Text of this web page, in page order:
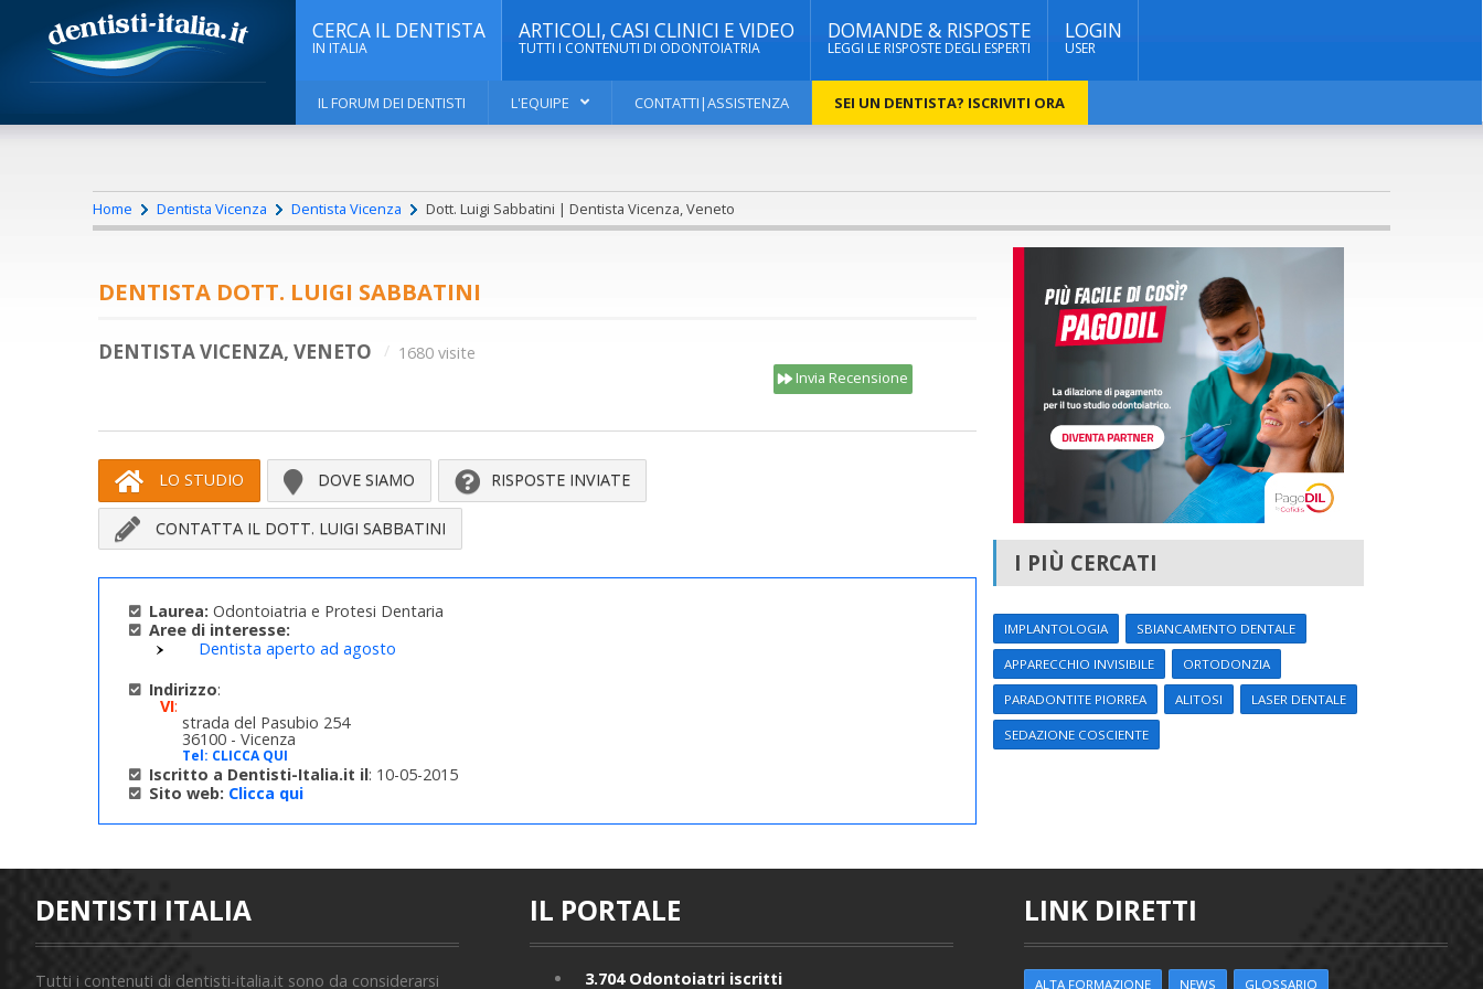
CERCA IL DENTISTA
IN ITALIA
ARTICOLI, CASI CLINICI E VIDEO
TUTTI I CONTENUTI DI ODONTOIATRIA
DOMANDE & RISPOSTE
LEGGI LE RISPOSTE DEGLI ESPERTI
LOGIN
USER
IL FORUM DEI DENTISTI L'EQUIPE CONTATTI|ASSISTENZA SEI UN DENTISTA? ISCRIVITI ORA
Home Dentista Vicenza Dentista Vicenza Dott. Luigi Sabbatini | Dentista Vicenza, Veneto
DENTISTA DOTT. LUIGI SABBATINI
DENTISTA VICENZA, VENETO 1680 visite
Invia Recensione
LO STUDIO DOVE SIAMO RISPOSTE INVIATE
CONTATTA IL DOTT. LUIGI SABBATINI
Laurea: Odontoiatria e Protesi Dentaria
Aree di interesse:
Dentista aperto ad agosto
Indirizzo:
VI:
strada del Pasubio 254
36100 - Vicenza
Tel: CLICCA QUI
Iscritto a Dentisti-Italia.it il: 10-05-2015
Sito web: Clicca qui
I PIÙ CERCATI
IMPLANTOLOGIA SBIANCAMENTO DENTALE
APPARECCHIO INVISIBILE ORTODONZIA
PARADONTITE PIORREA ALITOSI LASER DENTALE
SEDAZIONE COSCIENTE
DENTISTI ITALIA
Tutti i contenuti di dentisti-italia.it sono da considerarsi
IL PORTALE
3.704Odontoiatri iscritti
LINK DIRETTI
ALTA FORMAZIONE NEWS GLOSSARIO